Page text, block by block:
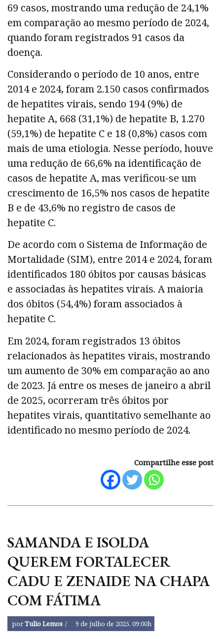
69 casos, mostrando uma redução de 24,1%
em comparação ao mesmo período de 2024,
quando foram registrados 91 casos da
doença.
Considerando o período de 10 anos, entre
2014 e 2024, foram 2.150 casos confirmados
de hepatites virais, sendo 194 (9%) de
hepatite A, 668 (31,1%) de hepatite B, 1.270
(59,1%) de hepatite C e 18 (0,8%) casos com
mais de uma etiologia. Nesse período, houve
uma redução de 66,6% na identificação de
casos de hepatite A, mas verificou-se um
crescimento de 16,5% nos casos de hepatite
B e de 43,6% no registro de casos de
hepatite C.
De acordo com o Sistema de Informação de
Mortalidade (SIM), entre 2014 e 2024, foram
identificados 180 óbitos por causas básicas
e associadas às hepatites virais. A maioria
dos óbitos (54,4%) foram associados à
hepatite C.
Em 2024, foram registrados 13 óbitos
relacionados às hepatites virais, mostrando
um aumento de 30% em comparação ao ano
de 2023. Já entre os meses de janeiro a abril
de 2025, ocorreram três óbitos por
hepatites virais, quantitativo semelhante ao
identificado no mesmo período de 2024.
Compartilhe esse post
SAMANDA E ISOLDA
QUEREM FORTALECER
CADU E ZENAIDE NA CHAPA
COM FÁTIMA
porTulio Lemos 9 de julho de 2025, 09:00h